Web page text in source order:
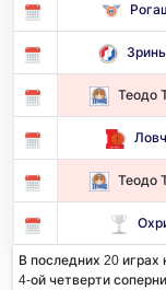
Теодо
Теодо
В последних 20
4-ой четверти